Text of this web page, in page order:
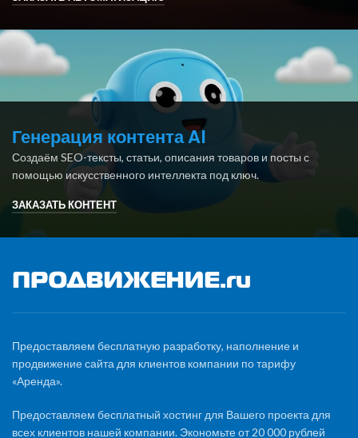
Генерация контента AI
Создаём SEO-тексты, статьи, описания товаров и посты с
помощью искусственного интеллекта под ключ.
ЗАКАЗАТЬ КОНТЕНТ
Предоставляем бесплатную разработку, наполнение и
продвижение сайта для клиентов компании по тарифу
«Аренда».
Предоставляем бесплатный хостинг для Вашего проекта для
всех клиентов нашей компании. Экономьте от 20 000 рублей